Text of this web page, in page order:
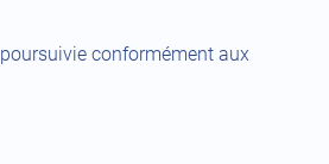
conformément aux